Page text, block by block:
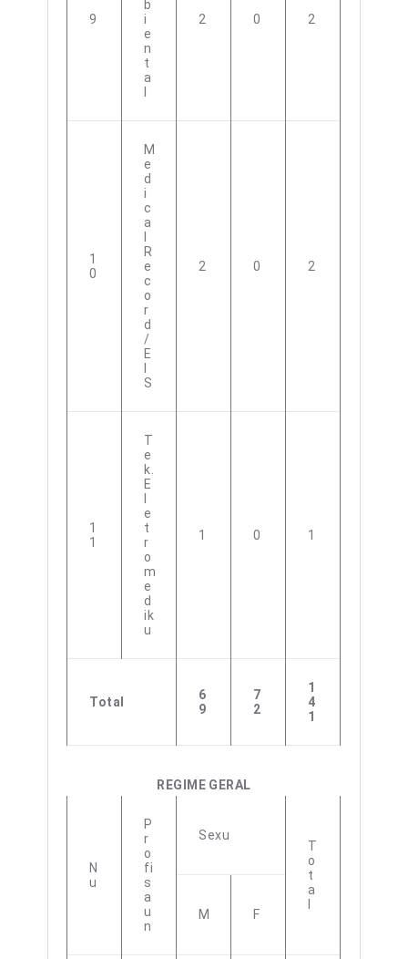
9
B
I
E
N
T
A
2 0 2
1
0
M
E
D
I
C
A
R
E
C
O
R
D
/
E
S
2 0 2
1
1
T
E
K.
E
E
T
R
O
M
E
D
Ik
U
1 0 1
Total
6
9
7
2
1
4
1
REGIME GERAL
N
U
P
R
O
Fi
S
A
U
N
Sexu
T
O
T
A
M F